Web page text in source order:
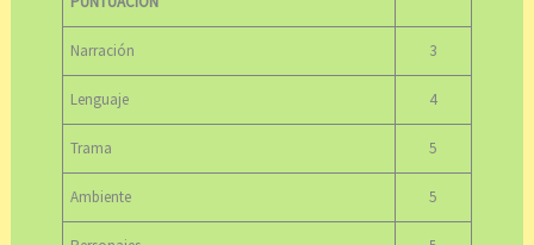
Narración 3
Lenguaje 4
Trama 5
Ambiente 5